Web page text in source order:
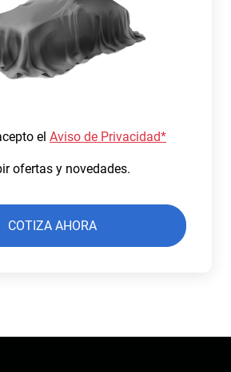
el Aviso de Privacidad*
ofertas y novedades.
COTIZA AHORA